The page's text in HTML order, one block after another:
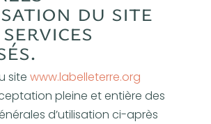
du site
site www.labelleterre.org
pleine et entière des
d’utilisation ci-après